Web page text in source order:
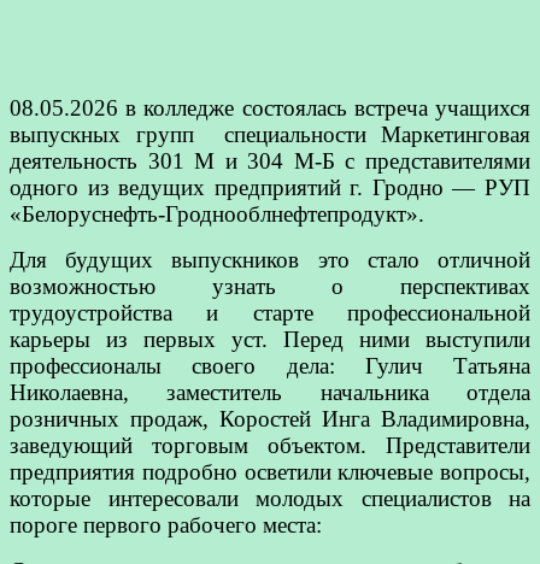
08.05.2026 в колледже состоялась встреча учащихся
выпускных групп специальности Маркетинговая
деятельность 301 М и 304 М-Б с представителями
одного из ведущих предприятий г. Гродно — РУП
«Белоруснефть-Гроднооблнефтепродукт».
Для будущих выпускников это стало отличной
возможностью узнать о перспективах
трудоустройства и старте профессиональной
карьеры из первых уст. Перед ними выступили
профессионалы своего дела: Гулич Татьяна
Николаевна, заместитель начальника отдела
розничных продаж, Коростей Инга Владимировна,
заведующий торговым объектом. Представители
предприятия подробно осветили ключевые вопросы,
которые интересовали молодых специалистов на
пороге первого рабочего места: